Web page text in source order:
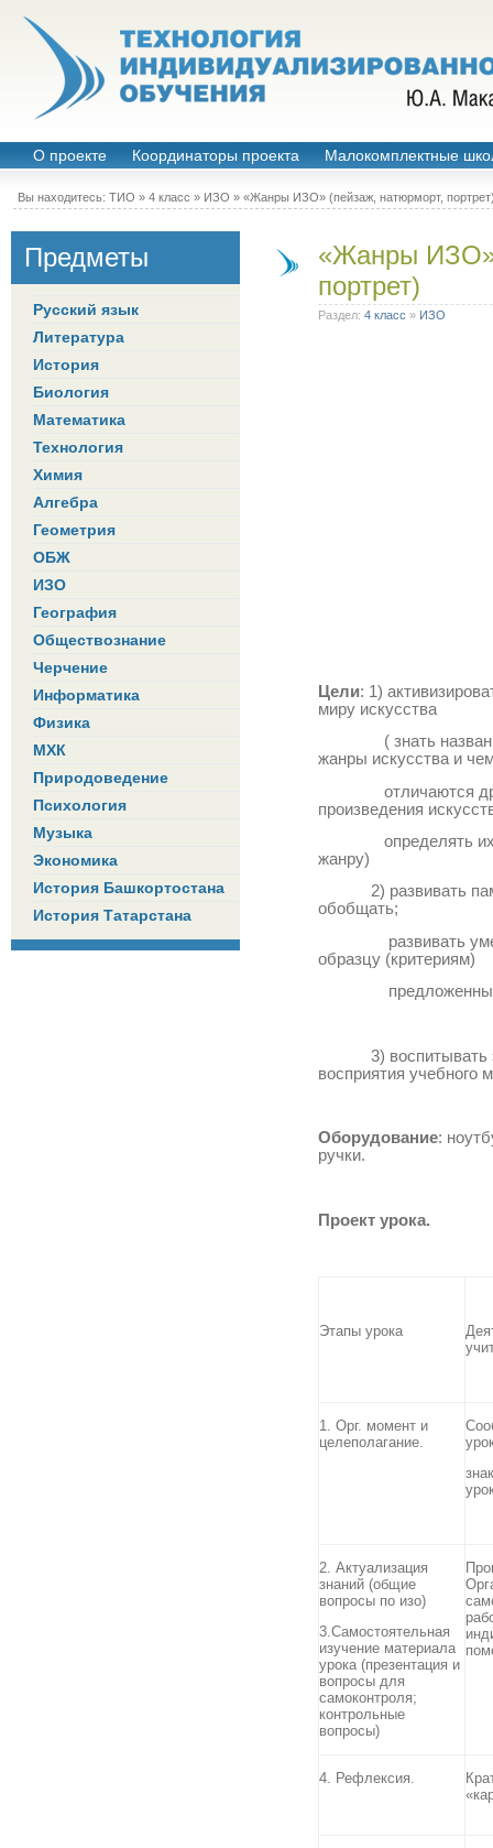
О проекте Координаторы проекта Малокомплектные
Вы находитесь: ТИО » 4 класс » ИЗО » «Жанры ИЗО» (пейзаж, натюрморт,
Предметы
Русский язык
Литература
История
Биология
Математика
Технология
Химия
Алгебра
Геометрия
ОБЖ
ИЗО
География
Обществознание
Черчение
Информатика
Физика
МХК
Природоведение
Психология
Музыка
Экономика
История Башкортостана
История Татарстана
«Жанры ИЗО»
портрет)
Раздел: 4 класс » ИЗО
Цели: 1)
миру искусства
( знать названия
жанры искусства и
отличаются друг
произведения
определять их
жанру)
2) развивать
обобщать;
развивать умение
образцу (критериям)
предложенным
3) воспитывать
восприятия учебного
Оборудование:
ручки.
Проект урока.
Этапы урока
1. Орг. момент и
целеполагание.
2. Актуализация
знаний (общие
вопросы по изо)
3.Самостоятельная
изучение материала
урока (презентация и
вопросы для
самоконтроля;
контрольные
вопросы)
4. Рефлексия.